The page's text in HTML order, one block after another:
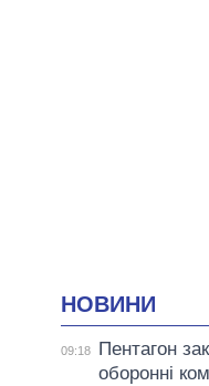
НОВИНИ
09:18
Пентагон
оборонні